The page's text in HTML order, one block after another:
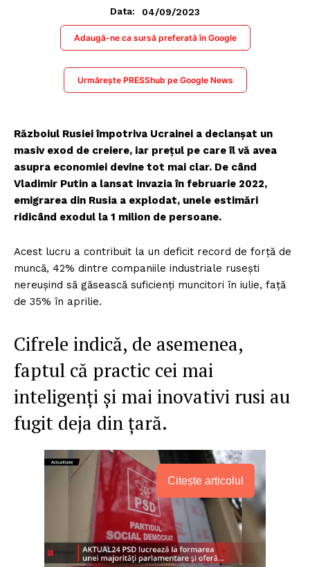
Data:
04/09/2023
Adaugă-ne ca sursă preferată în Google
Urmărește PRESShub pe Google News
Războiul Rusiei împotriva Ucrainei a declanșat un
masiv exod de creiere, iar prețul pe care îl vă avea
asupra economiei devine tot mai clar. De când
Vladimir Putin a lansat invazia în februarie 2022,
emigrarea din Rusia a explodat, unele estimări
ridicând exodul la 1 milion de persoane.
Acest lucru a contribuit la un deficit record de forță de
muncă, 42% dintre companiile industriale rusești
nereușind să găsească suficienți muncitori în iulie, față
de 35% în aprilie.
Cifrele indică, de asemenea,
faptul că practic cei mai
inteligenți și mai inovativi rusi au
fugit deja din țară.
Citește articolul